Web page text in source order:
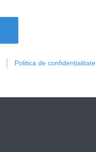
Politica de confidențialitate